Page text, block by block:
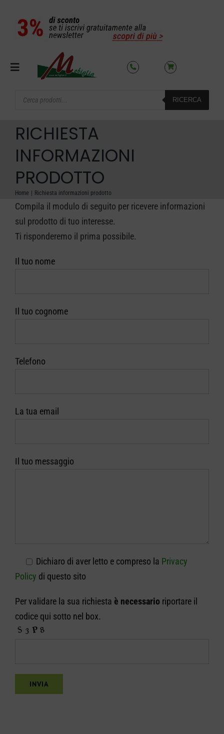
contenuto
Toggle
OFFERTE DEL MESE
AZIENDA
NOLEGGIO
CARRELLO
search
RICERCA
RICHIESTA
INFORMAZIONI
PRODOTTO
Home Richiesta informazioni prodotto
Compila il modulo di seguito per ricevere informazioni
sul prodotto di tuo interesse.
Ti risponderemo il prima possibile.
Il tuo nome
Il tuo cognome
Telefono
La tua email
Il tuo messaggio
Dichiaro di aver letto e compreso la Privacy
Policy di questo sito
Per validare la sua richiesta è necessario riportare il
codice qui sotto nel box.